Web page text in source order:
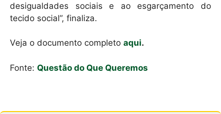
desigualdades sociais e ao esgarçamento do
tecido social”, finaliza.
Veja o documento completo aqui.
Fonte: Questão do Que Queremos